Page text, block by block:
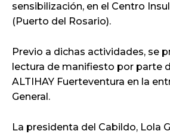
sensibilización, en el Centro
(Puerto del Rosario).
Previo a dichas actividades, se
lectura de manifiesto por parte
ALTIHAY Fuerteventura en la
General.
La presidenta del Cabildo, Lola